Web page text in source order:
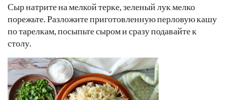
Сыр натрите на мелкой терке, зеленый лук мелко
порежьте. Разложите приготовленную перловую кашу
по тарелкам, посыпьте сыром и сразу подавайте к
столу.